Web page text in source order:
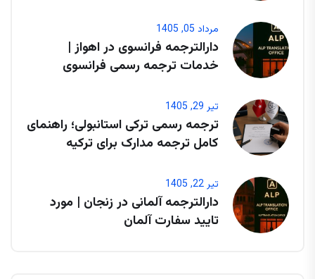
مرداد 05, 1405
دارالترجمه فرانسوی در اهواز |
خدمات ترجمه رسمی فرانسوی
تیر 29, 1405
ترجمه رسمی ترکی استانبولی؛ راهنمای
کامل ترجمه مدارک برای ترکیه
تیر 22, 1405
دارالترجمه آلمانی در زنجان | مورد
تایید سفارت آلمان